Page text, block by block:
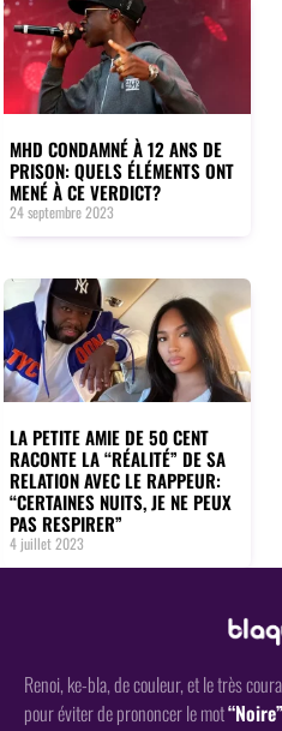
MHD CONDAMNÉ À 12 ANS DE
PRISON: QUELS ÉLÉMENTS ONT
MENÉ À CE VERDICT?
24 septembre 2023
LA PETITE AMIE DE 50 CENT
RACONTE LA “RÉALITÉ” DE SA
RELATION AVEC LE RAPPEUR:
“CERTAINES NUITS, JE NE PEUX
PAS RESPIRER”
4 juillet 2023
Renoi, ke-bla, de couleur, et le très
pour éviter de prononcer le mot“Noire”